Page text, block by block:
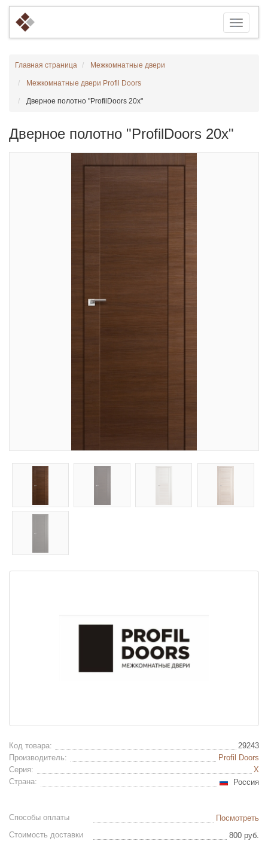
Главная страница Межкомнатные двери
Межкомнатные двери Profil Doors
Дверное полотно "ProfilDoors 20x"
Дверное полотно "ProfilDoors 20x"
Код товара:
29243
Производитель:
Profil Doors
Серия:
X
Страна:
Россия
Способы оплаты
Посмотреть
Стоимость доставки
800 руб.